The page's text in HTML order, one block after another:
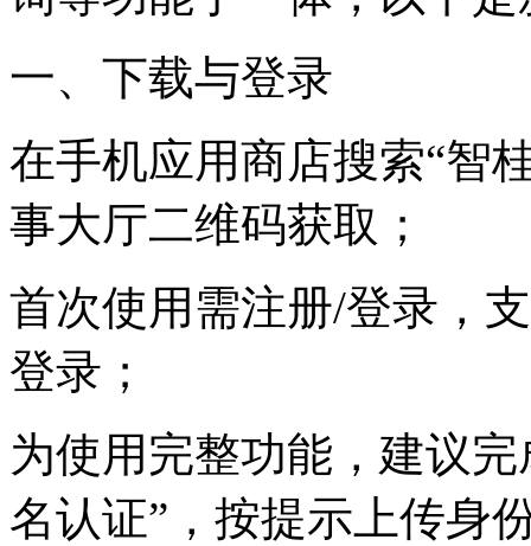
一、下载与登录
在手机应用商店搜索“智
事大厅二维码获取；
首次使用需注册/登录，
登录；
为使用完整功能，建议
名认证”，按提示上传身